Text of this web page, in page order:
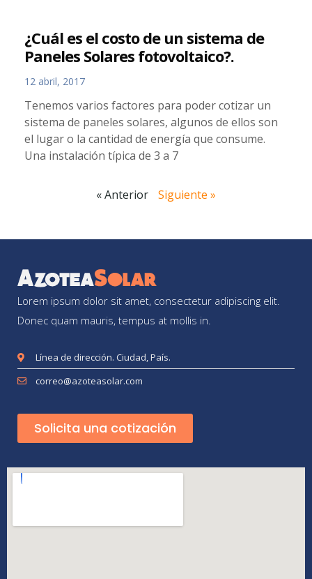
¿Cuál es el costo de un sistema de
Paneles Solares fotovoltaico?.
12 abril, 2017
Tenemos varios factores para poder cotizar un
sistema de paneles solares, algunos de ellos son
el lugar o la cantidad de energía que consume.
Una instalación típica de 3 a 7
« Anterior Siguiente »
Lorem ipsum dolor sit amet, consectetur adipiscing elit.
Donec quam mauris, tempus at mollis in.
Línea de dirección. Ciudad, País.
correo@azoteasolar.com
Solicita una cotización